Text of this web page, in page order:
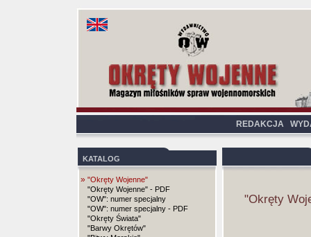
REDAKCJA
KATALOG
» "Okręty Wojenne"
"Okręty Wojenne" - PDF
"OW": numer specjalny
"OW": numer specjalny - PDF
"Okręty Świata"
"Barwy Okrętów"
"Okręty